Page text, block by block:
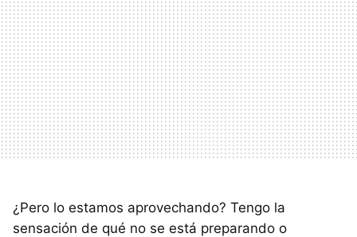
¿Pero lo estamos aprovechando? Tengo la
sensación de qué no se está preparando o